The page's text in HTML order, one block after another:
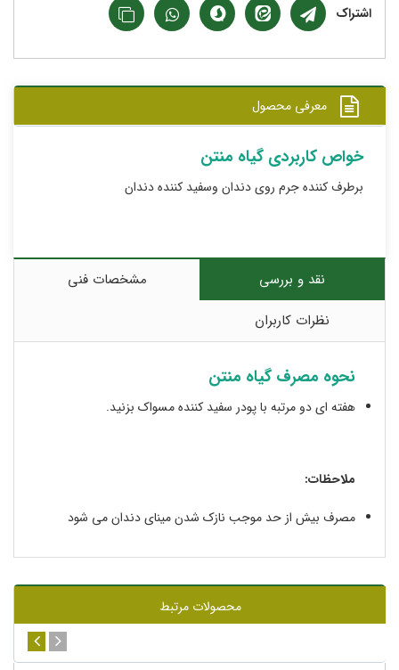
اشتراک
معرفی محصول
خواص کاربردی گیاه منتن
برطرف کننده جرم روی دندان وسفید کننده دندان
نقد و بررسی
مشخصات فنی
نظرات کاربران
نحوه مصرف گیاه منتن
هفته ای دو مرتبه با پودر سفید کننده مسواک بزنید.
ملاحظات:
مصرف بیش از حد موجب نازک شدن مینای دندان می شود
محصولات مرتبط